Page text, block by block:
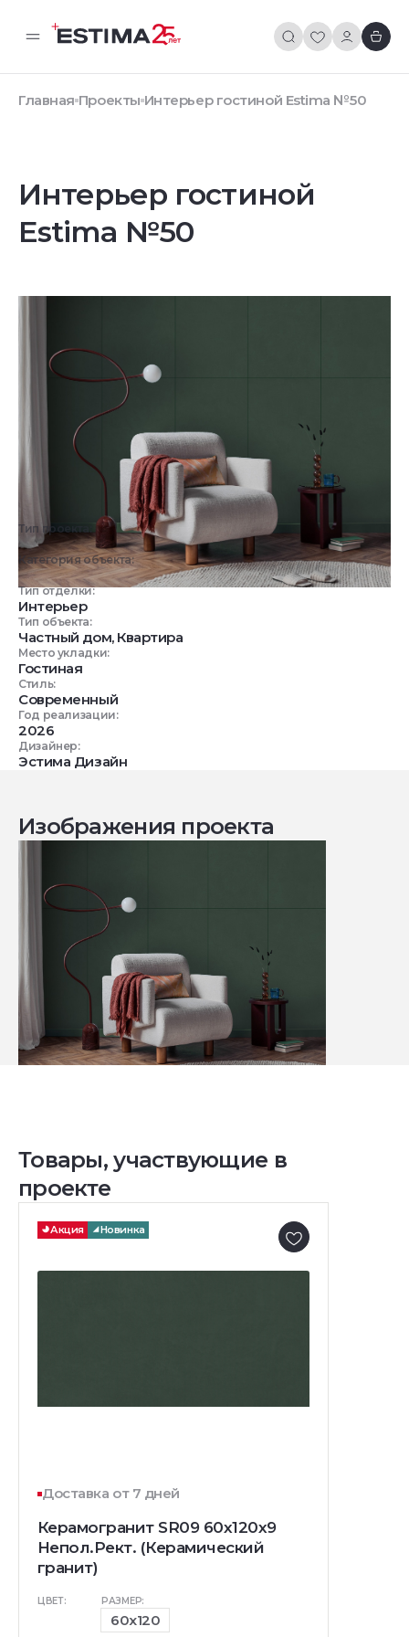
Главная Проекты Интерьер гостиной Estima №50
Интерьер гостиной
Estima №50
Тип проекта:
3D визуализация
Категория объекта:
Жилые объекты
Тип отделки:
Интерьер
Тип объекта:
Частный дом, Квартира
Место укладки:
Гостиная
Стиль:
Современный
Год реализации:
2026
Дизайнер:
Эстима Дизайн
Изображения проекта
Товары, участвующие в
проекте
Акция Новинка
Доставка от 7 дней
Керамогранит SR09 60x120x9
Непол.Рект. (Керамический
гранит)
ЦВЕТ: РАЗМЕР:
60x120